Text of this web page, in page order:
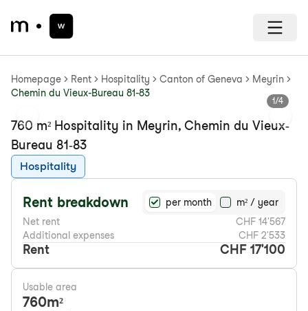
Homepage Rent Hospitality Canton of Geneva
Meyrin
Chemin du Vieux-Bureau 81-83
Previous slide Next
1/4
760 m² Hospitality in Meyrin, Chemin du Vieux-
Bureau 81-83
Hospitality
Rent breakdown per month
m² / year
Net rent
CHF 14'567
Additional expenses
CHF 2'533
Rent CHF 17'100
Usable area
760m²